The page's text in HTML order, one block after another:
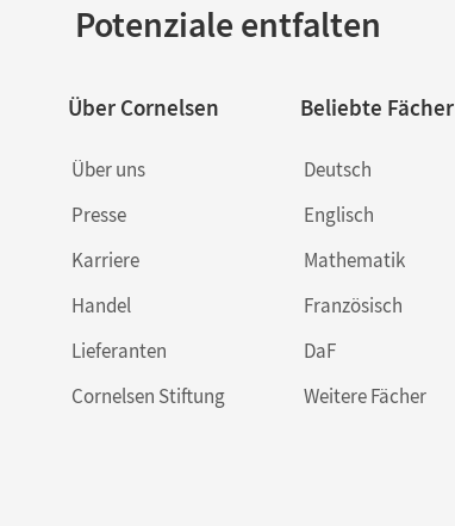
Potenziale entfalten
Über Cornelsen
Über uns
Presse
Karriere
Handel
Lieferanten
Cornelsen Stiftung
Beliebte Fächer
Deutsch
Englisch
Mathematik
Französisch
DaF
Weitere Fächer